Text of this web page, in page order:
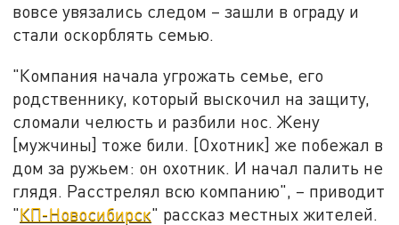
вовсе увязались следом – зашли в ограду и
стали оскорблять семью.
"Компания начала угрожать семье, его
родственнику, который выскочил на защиту,
сломали челюсть и разбили нос. Жену
[мужчины] тоже били. [Охотник] же побежал в
дом за ружьем: он охотник. И начал палить не
глядя. Расстрелял всю компанию", – приводит
"КП-Новосибирск" рассказ местных жителей.